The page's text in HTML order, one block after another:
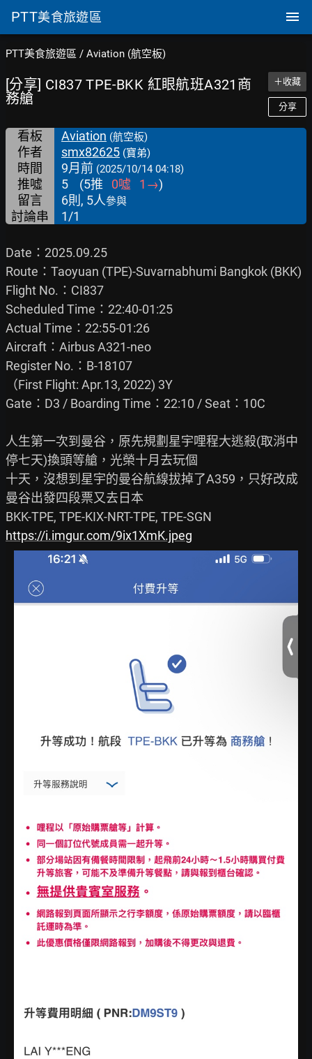
PTT美食旅遊區
PTT美食旅遊區 / Aviation (航空板)
[分享] CI837 TPE-BKK 紅眼航班A321商
務艙
＋收藏
分享
看板 Aviation (航空板)
作者 smx82625 (寶弟)
時間 9月前 (2025/10/14 04:18)
推噓 5 (5推 0噓 1 →)
留言
6則, 5人參與
討論串 1/1
Date：2025.09.25
Route：Taoyuan (TPE)-Suvarnabhumi Bangkok (BKK)
Flight No.：CI837
Scheduled Time：22:40-01:25
Actual Time：22:55-01:26
Aircraft：Airbus A321-neo
Register No.：B-18107
（First Flight: Apr.13, 2022) 3Y
Gate：D3 / Boarding Time：22:10 / Seat：10C
人生第一次到曼谷，原先規劃星宇哩程大逃殺(取消中
停七天)換頭等艙，光榮十月去玩個
十天，沒想到星宇的曼谷航線拔掉了A359，只好改成
曼谷出發四段票又去日本
https://i.imgur.com/9ix1XmK.jpeg